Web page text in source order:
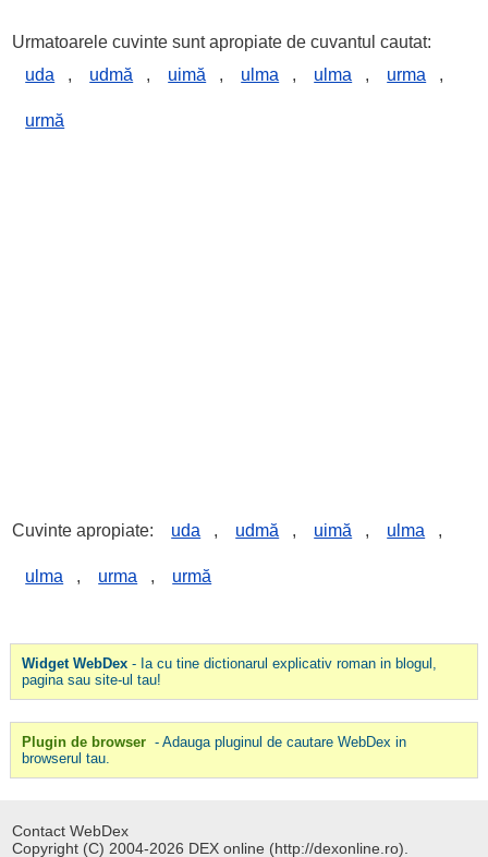
Urmatoarele cuvinte sunt apropiate de cuvantul cautat:
uda
, udmă , uimă , ulma , ulma , urma ,
urmă
Cuvinte apropiate: uda , udmă , uimă , ulma ,
ulma , urma , urmă
Widget WebDex- Ia cu tine dictionarul explicativ roman in blogul,
pagina sau site-ul tau!
Plugin de browser - Adauga pluginul de cautare WebDex in
browserul tau.
Contact WebDex
Copyright (C) 2004-2026 DEX online (http://dexonline.ro).